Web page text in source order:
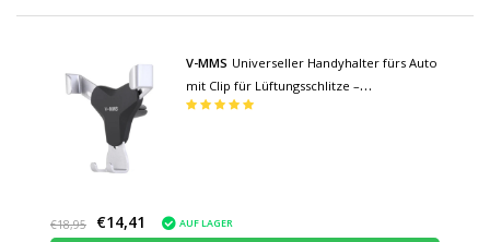
V-MMS Universeller Handyhalter fürs Auto
mit Clip für Lüftungsschlitze –
Smartphone-Halterung für das
€18,95 €14,41 AUF LAGER